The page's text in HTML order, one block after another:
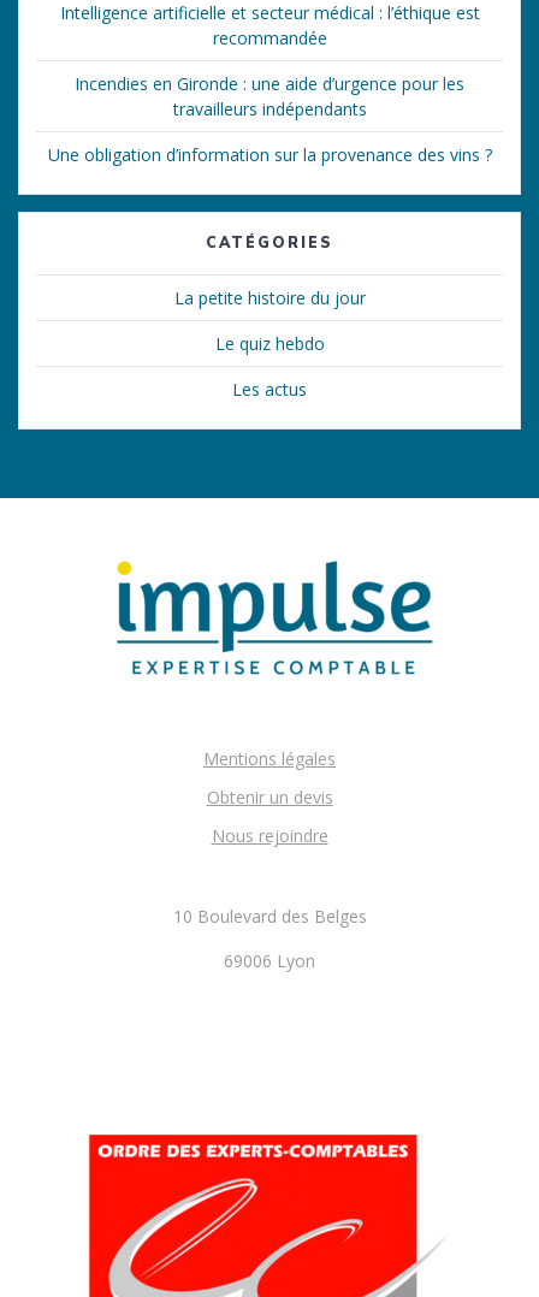
Intelligence artificielle et secteur médical : l’éthique est
recommandée
Incendies en Gironde : une aide d’urgence pour les
travailleurs indépendants
Une obligation d’information sur la provenance des vins ?
CATÉGORIES
La petite histoire du jour
Le quiz hebdo
Les actus
Mentions légales
Obtenir un devis
Nous rejoindre
10 Boulevard des Belges
69006 Lyon